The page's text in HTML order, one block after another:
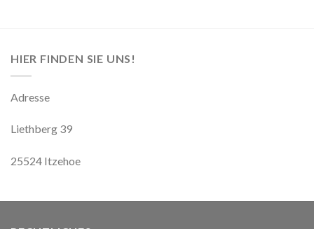
HIER FINDEN SIE UNS!
Adresse
Liethberg 39
25524 Itzehoe